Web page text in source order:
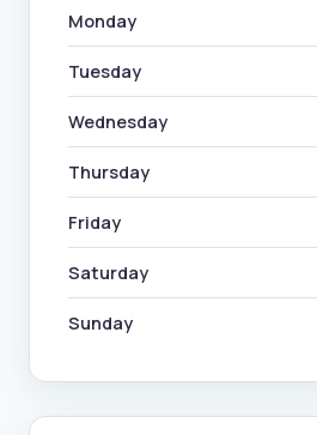
Monday
Tuesday
Wednesday
Thursday
Friday
Saturday
Sunday